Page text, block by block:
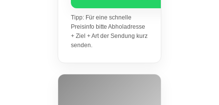
Tipp: Für eine schnelle
Preisinfo bitte Abholadresse
+ Ziel + Art der Sendung kurz
senden.